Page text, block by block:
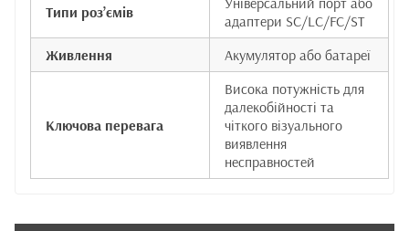
Типи роз’ємів
адаптери SC/LC/FC/ST
Живлення
Акумулятор або батареї
Ключова перевага
Висока потужність для
далекобійності та
чіткого візуального
виявлення
несправностей